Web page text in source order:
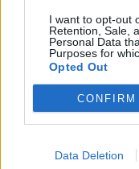
I want to opt-out
Retention, Sale,
Personal Data
Purposes for
Opted Out
CONFIRM
Data Deletion
cardiologues pour
éviter le danger
LAISSER UN